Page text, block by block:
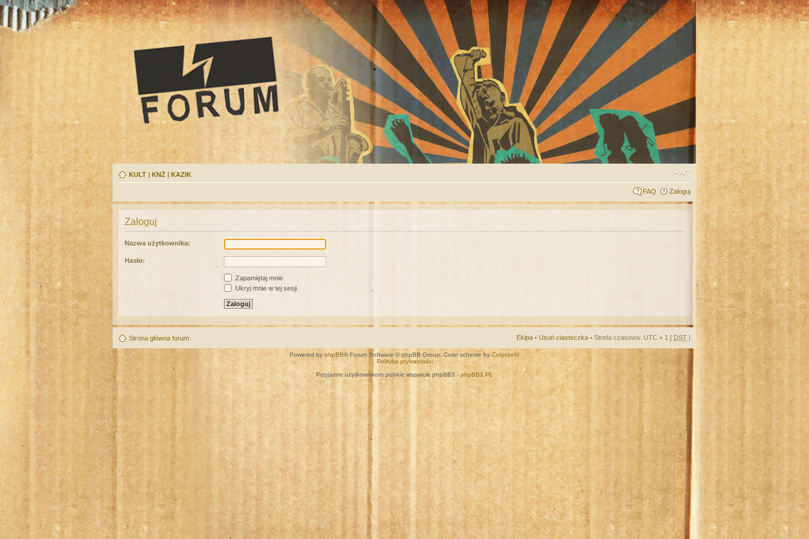
KULT | KNŻ | KAZIK
FAQ Zaloguj
Zaloguj
Nazwa użytkownika:
Hasło:
Zapamiętaj mnie
Ukryj mnie w tej sesji
Strona główna forum Ekipa • Usuń ciasteczka • Strefa czasowa: UTC + 1 [ DST ]
Powered by phpBB® Forum Software © phpBB Group. Color scheme by ColorizeIt!
Polityka prywatności
Przyjazne użytkownikom polskie wsparcie phpBB3 - phpBB3.PL